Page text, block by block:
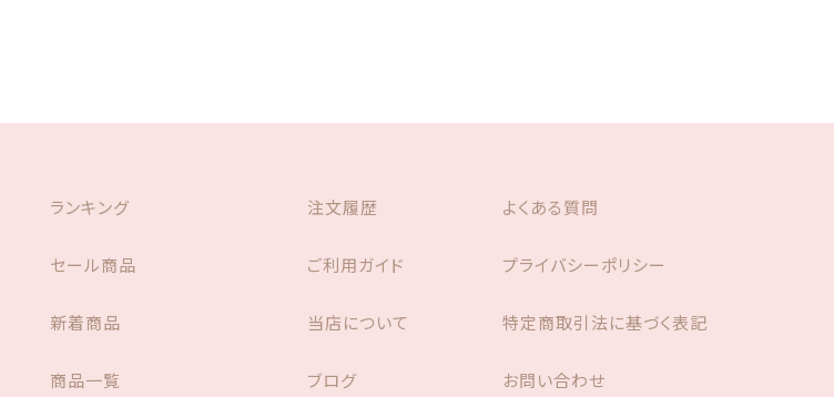
ランキング
セール商品
新着商品
商品一覧
注文履歴
ご利用ガイド
当店について
ブログ
よくある質問
プライバシーポリシー
特定商取引法に基づく表記
お問い合わせ